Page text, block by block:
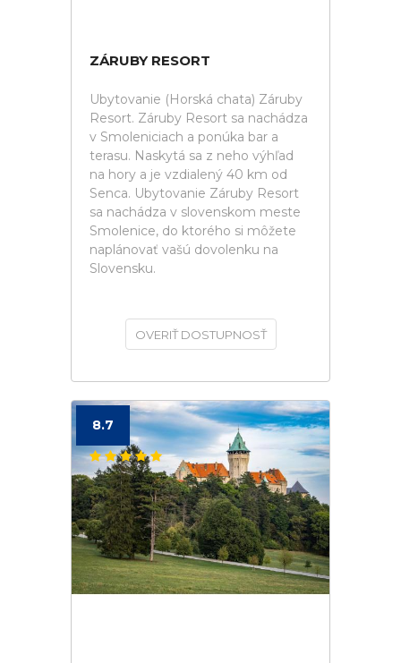
ZÁRUBY RESORT
Ubytovanie (Horská chata) Záruby
Resort. Záruby Resort sa nachádza
v Smoleniciach a ponúka bar a
terasu. Naskytá sa z neho výhľad
na hory a je vzdialený 40 km od
Senca. Ubytovanie Záruby Resort
sa nachádza v slovenskom meste
Smolenice, do ktorého si môžete
naplánovať vašú dovolenku na
Slovensku.
OVERIŤ DOSTUPNOSŤ
8.7